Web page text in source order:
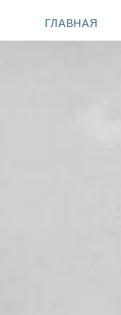
ГЛАВНАЯ